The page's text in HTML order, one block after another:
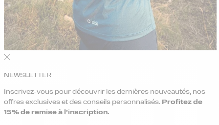
NEWSLETTER
Inscrivez-vous pour découvrir les dernières nouveautés, nos
offres exclusives et des conseils personnalisés. Profitez de
15% de remise à l’inscription.